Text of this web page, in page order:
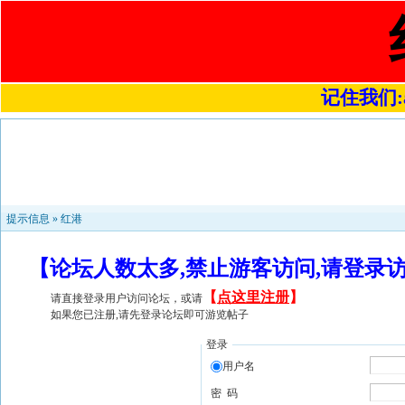
记住我们
提示信息 » 红港
【论坛人数太多,禁止游客访问,请登
请直接登录用户访问论坛，或请 【 点这里注册】
如果您已注册,请先登录论坛即可游览帖子
登录
用户名
密 码